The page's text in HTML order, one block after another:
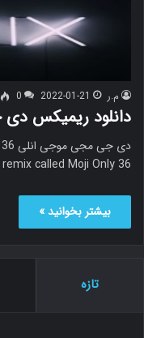
م.ر 2022-01-21
0
دانلود ریمیکس دی
called Moji Only 36…
بیشتر بخوانید »
تازه